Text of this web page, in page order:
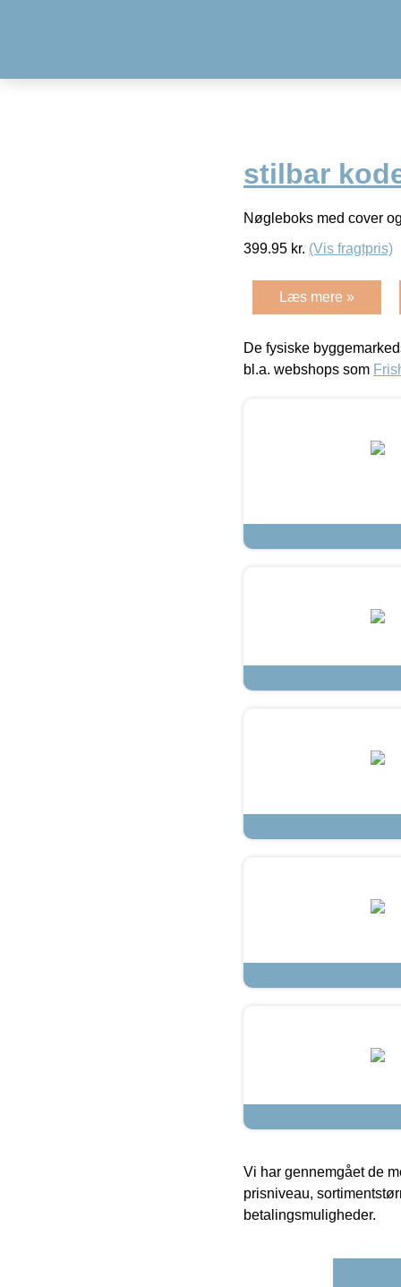
stilbar
Nøgleboks med cover
399.95 kr. (Vis fragtpris)
Læs mere »
De fysiske
bl.a. webshops som
Vi har gennemgået de
prisniveau,
betalingsmuligheder.